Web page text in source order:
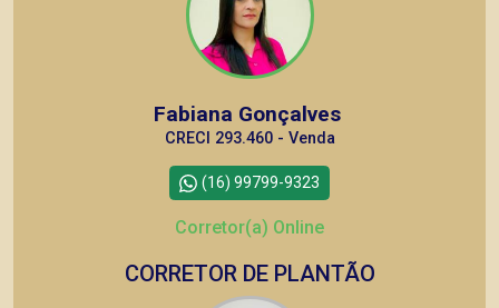
Fabiana Gonçalves
CRECI 293.460 - Venda
(16) 99799-9323
Corretor(a) Online
CORRETOR DE PLANTÃO